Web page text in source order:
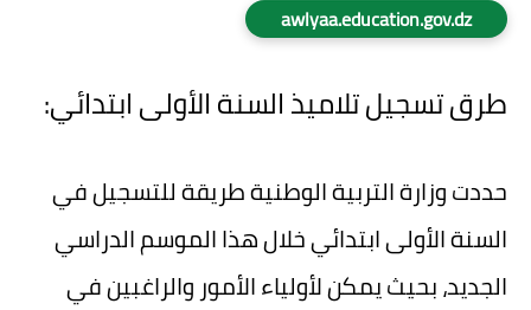
awlyaa.education.gov.dz
طرق تسجيل تلاميذ السنة الأولى ابتدائي:
حددت وزارة التربية الوطنية طريقة للتسجيل في
السنة الأولى ابتدائي خلال هذا الموسم الدراسي
الجديد، بحيث يمكن لأولياء الأمور والراغبين في